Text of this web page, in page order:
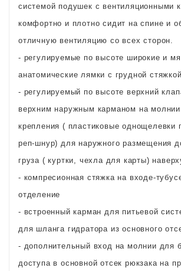
системой подушек с вентиляционными
комфортно и плотно сидит на спине и
отличную вентиляцию со всех сторон.
- регулируемые по высоте широкие и
анатомические лямки с грудной стяжкой
- регулируемый по высоте верхний
верхним наружным карманом на
крепления ( пластиковые однощелевки
реп-шнур) для наружного размещения
груза ( куртки, чехла для карты)
- компресионная стяжка на входе-
отделение
- встроенный карман для питьевой
для шланга гидратора из основного
- дополнительный вход на молнии для
доступа в основной отсек рюкзака на